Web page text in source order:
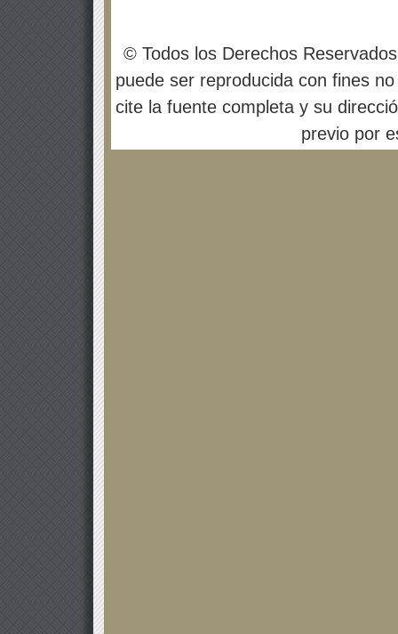
© Todos los Derechos
puede ser reproducida con fines
cite la fuente completa y su
previo por